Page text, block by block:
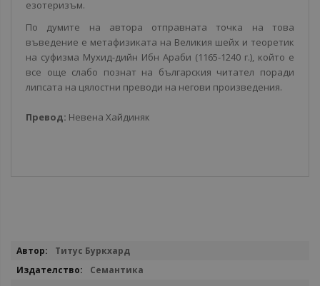
езотеризъм.
По думите на автора отправната точка на това
въведение е метафизиката на Великия шейх и теоретик
на суфизма Мухид-дийн Ибн Араби (1165-1240 г.), който е
все още слабо познат на българския читател поради
липсата на цялостни преводи на негови произведения.
Превод: Невена Хайдиняк
Повече
Титус Буркхард
Семантика